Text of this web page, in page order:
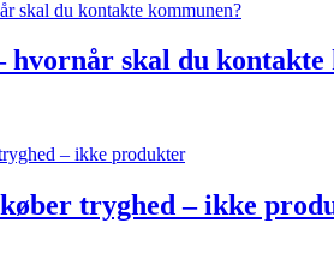
skal du kontakte
tryghed – ikke